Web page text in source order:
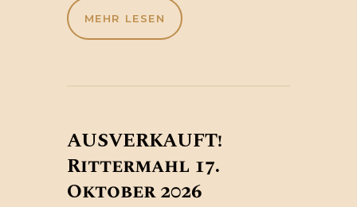
MEHR LESEN
AUSVERKAUFT!
Rittermahl 17.
Oktober 2026